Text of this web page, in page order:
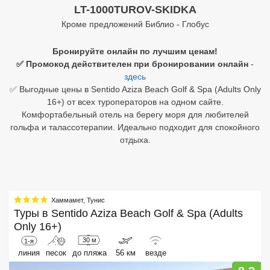
LT-1000TUROV-SKIDKA
Кроме предложений Библио - Глобус
Бронируйте онлайн по лучшим ценам!
✅ Промокод действителен при бронировании онлайн -
здесь
✅ Выгодные цены в Sentido Aziza Beach Golf & Spa (Adults Only
16+) от всех туроператоров на одном сайте.
Комфортабельный отель на берегу моря для любителей
гольфа и талассотерапии. Идеально подходит для спокойного
отдыха.
Хаммамет, Тунис
Туры в Sentido Aziza Beach Golf & Spa (Adults
Only 16+)
1-я
линия песок
30 м
до пляжа 56 км везде
Шри Ланка
Бали
Вьетнам
Занзибар
Абхазия
Большой Сочи